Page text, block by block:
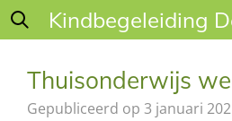
Ga
direct
hoofdinhoud
Thuisonderwijs
Gepubliceerd op 3 januari